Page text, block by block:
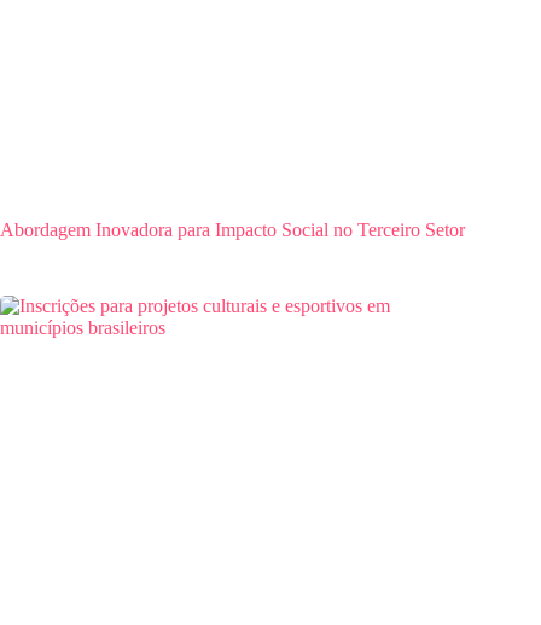
Abordagem Inovadora para Impacto Social no Terceiro Setor